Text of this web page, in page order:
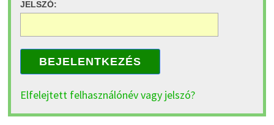
JELSZÓ:
BEJELENTKEZÉS
Elfelejtett felhasználónév vagy jelszó?